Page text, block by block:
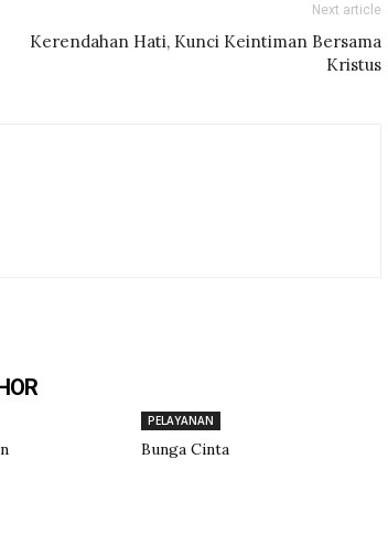
Next article
Kerendahan Hati, Kunci Keintiman Bersama
Kristus
PELAYANAN
Bunga Cinta